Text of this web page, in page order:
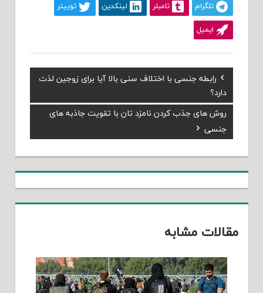
تلگرام تامبلر لینکدین توییتر
ایمیل
راهبری
نوشته
Previous
Post:
رابطه جنسی با اختلاف سنی بالا آیا برای زوجین لذت
دارد؟
Next
Post:
روش های جذب کردن نامزد تان با تقویت جاذبه های
جنسی
مقالات مشابه